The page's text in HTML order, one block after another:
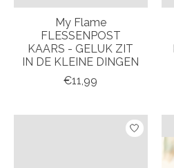
My Flame
FLESSENPOST
KAARS - GELUK ZIT
IN DE KLEINE DINGEN
€11,99